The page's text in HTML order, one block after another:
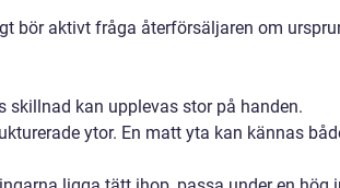
bör aktivt fråga återförsäljaren om
skillnad kan upplevas stor på handen.
ytor. En matt yta kan kännas